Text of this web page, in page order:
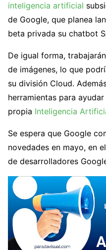
inteligencia artificial
de Google, que planea
beta privada su chatbot
De igual forma,
de imágenes, lo que
su división Cloud.
herramientas para
propia Inteligencia
Se espera que Google
novedades en mayo, en
de desarrolladores